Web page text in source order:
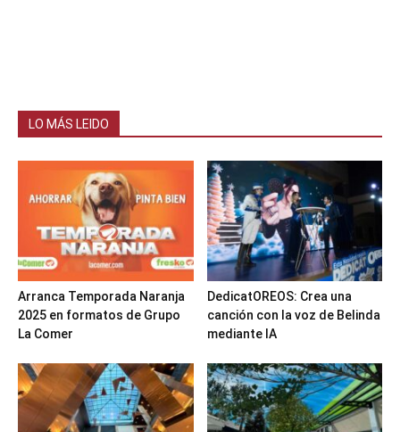
LO MÁS LEIDO
Arranca Temporada Naranja
2025 en formatos de Grupo
La Comer
DedicatOREOS: Crea una
canción con la voz de Belinda
mediante IA